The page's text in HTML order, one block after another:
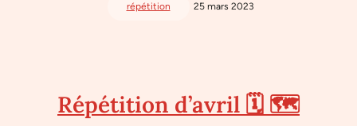
répétition 25 mars 2023
Répétition d’avril 🗓 🗺